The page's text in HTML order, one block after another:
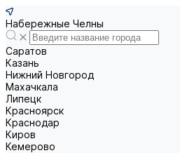
Набережные Челны
Саратов
Казань
Нижний Новгород
Махачкала
Липецк
Красноярск
Краснодар
Киров
Кемерово